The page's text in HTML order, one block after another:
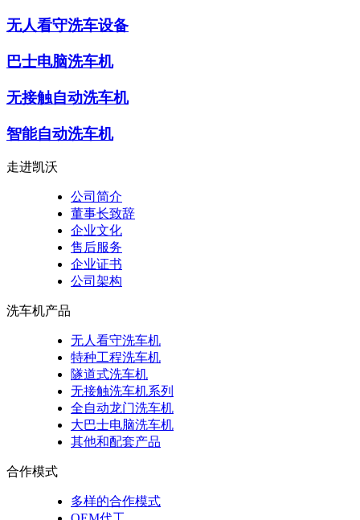
无人看守洗车设备
巴士电脑洗车机
无接触自动洗车机
智能自动洗车机
走进凯沃
公司简介
董事长致辞
企业文化
售后服务
企业证书
公司架构
洗车机产品
无人看守洗车机
特种工程洗车机
隧道式洗车机
无接触洗车机系列
全自动龙门洗车机
大巴士电脑洗车机
其他和配套产品
合作模式
多样的合作模式